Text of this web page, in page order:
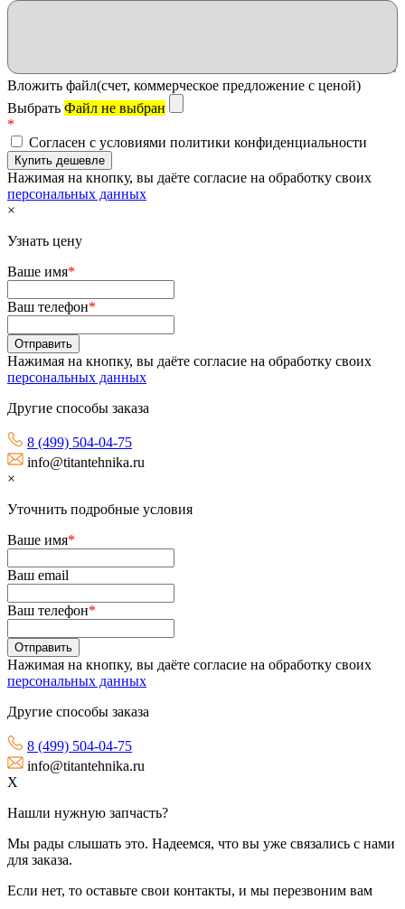
Вложить файл(счет, коммерческое предложение с ценой)
Выбрать Файл не выбран
*
Согласен с условиями политики конфиденциальности
Нажимая на кнопку, вы даёте согласие на обработку своих
персональных данных
×
Узнать цену
Ваше имя*
Ваш телефон*
Нажимая на кнопку, вы даёте согласие на обработку своих
персональных данных
Другие способы заказа
8 (499) 504-04-75
info@titantehnika.ru
×
Уточнить подробные условия
Ваше имя*
Ваш email
Ваш телефон*
Нажимая на кнопку, вы даёте согласие на обработку своих
персональных данных
Другие способы заказа
8 (499) 504-04-75
info@titantehnika.ru
X
Нашли нужную запчасть?
Мы рады слышать это. Надеемся, что вы уже связались с нами
для заказа.
Если нет, то оставьте свои контакты, и мы перезвоним вам